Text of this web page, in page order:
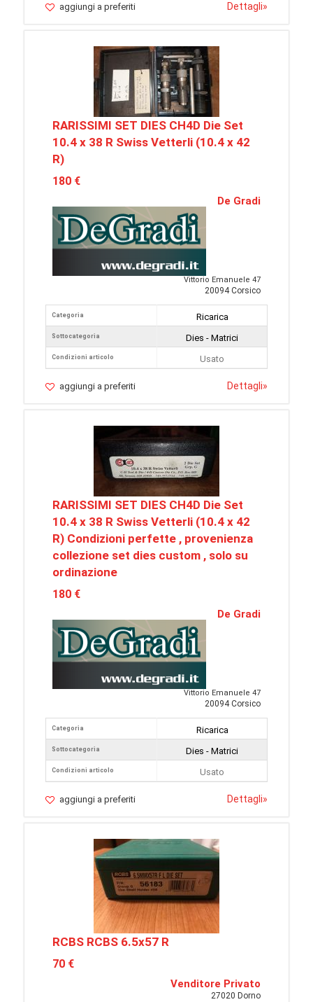
aggiungi a preferiti Dettagli»
RARISSIMI SET DIES CH4D Die Set
10.4 x 38 R Swiss Vetterli (10.4 x 42
R)
180 €
De Gradi
Vittorio Emanuele 47
20094 Corsico
Categoria
Sottocategoria
Condizioni articolo
Ricarica
Dies - Matrici
Usato
aggiungi a preferiti Dettagli»
RARISSIMI SET DIES CH4D Die Set
10.4 x 38 R Swiss Vetterli (10.4 x 42
R) Condizioni perfette , provenienza
collezione set dies custom , solo su
ordinazione
180 €
De Gradi
Vittorio Emanuele 47
20094 Corsico
Categoria
Sottocategoria
Condizioni articolo
Ricarica
Dies - Matrici
Usato
aggiungi a preferiti Dettagli»
RCBS RCBS 6.5x57 R
70 €
Venditore Privato
27020 Dorno